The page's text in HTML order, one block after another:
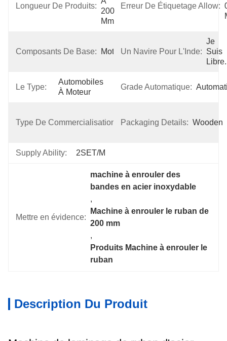
Longueur De Produits:
200
Mm
Erreur De Étiquetage Allow:
Composants De Base: MoteurUn Navire Pour L'Inde:
Je
Suis
Libre.
Le Type:
Automobiles
À Moteur
Grade Automatique:
Type De Commercialisation:
Produit
Packaging Details: Wooden
Supply Ability: 2SET/M
Mettre en évidence:
machine à enrouler des
bandes en acier inoxydable
,
Machine à enrouler le ruban de
200 mm
,
Produits Machine à enrouler le
ruban
Description Du Produit